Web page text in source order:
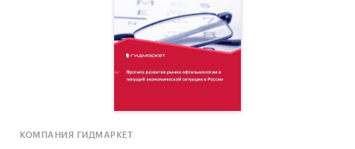
КОМПАНИЯ ГИДМАРКЕТ